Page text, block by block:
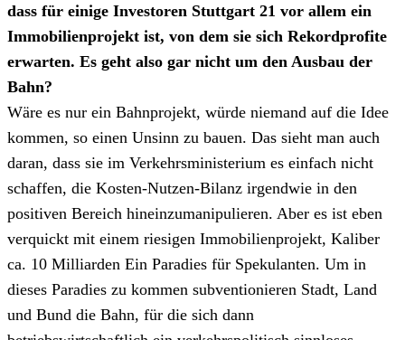
dass für einige Investoren Stuttgart 21 vor allem ein
Immobilienprojekt ist, von dem sie sich Rekordprofite
erwarten. Es geht also gar nicht um den Ausbau der
Bahn?
Wäre es nur ein Bahnprojekt, würde niemand auf die Idee
kommen, so einen Unsinn zu bauen. Das sieht man auch
daran, dass sie im Verkehrsministerium es einfach nicht
schaffen, die Kosten-Nutzen-Bilanz irgendwie in den
positiven Bereich hineinzumanipulieren. Aber es ist eben
verquickt mit einem riesigen Immobilienprojekt, Kaliber
ca. 10 Milliarden Ein Paradies für Spekulanten. Um in
dieses Paradies zu kommen subventionieren Stadt, Land
und Bund die Bahn, für die sich dann